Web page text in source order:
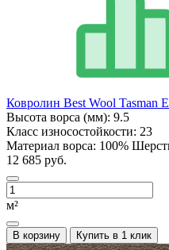
Ковролин Best Wool Tasman
Высота ворса (мм): 9.5
Класс износостойкости: 23
Материал ворса: 100%
12 685 руб.
м²
В корзину Купить в 1 клик